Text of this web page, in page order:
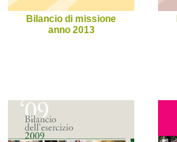
Bilancio di missione
anno 2013